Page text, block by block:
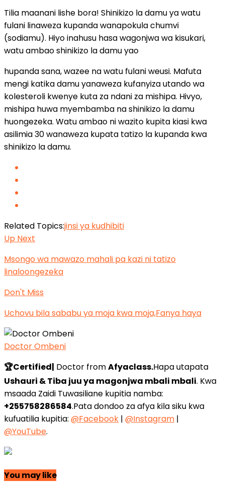
Tilia maanani lishe bora! Shinikizo la damu ya watu
fulani linaweza kupanda wanapokula chumvi
(sodiamu). Hiyo inahusu hasa wagonjwa wa kisukari,
watu ambao shinikizo la damu yao
hupanda sana, wazee na watu fulani weusi. Mafuta
mengi katika damu yanaweza kufanyiza utando wa
kolesteroli kwenye kuta za ndani za mishipa. Hivyo,
mishipa huwa myembamba na shinikizo la damu
huongezeka. Watu ambao ni wazito kupita kiasi kwa
asilimia 30 wanaweza kupata tatizo la kupanda kwa
shinikizo la damu.
Related Topics:jinsi ya kudhibiti
Up Next
Msongo wa mawazo mahali pa kazi ni tatizo
linaloongezeka
Don't Miss
Uchovu bila sababu ya moja kwa moja,Fanya haya
Doctor Ombeni
🏆Certified| Doctor fromAfyaclass.Hapa utapata
Ushauri & Tiba juu ya magonjwa mbali mbali. Kwa
msaada Zaidi Tuwasiliane kupitia namba:
+255758286584.Pata dondoo za afya kila siku kwa
kufuatilia kupitia: @Facebook | @Instagram |
@YouTube.
You may like